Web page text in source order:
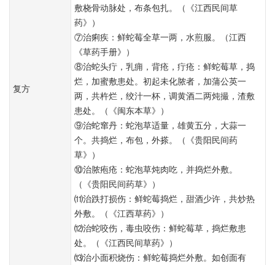
复方
敷桡骨动脉处，布条包扎。（《江西民间草
药》）
⑦治痢疾：鲜蛇莓全草一两，水煎服。（江西
《草药手册》）
⑧治蛇头疔，乳痈，背疮，疔疮：鲜蛇莓草，捣
烂，加蜜敷患处。初起未化脓者，加蒲公英一
两，共杵烂，绞汁一杯，调黄酒二两炖撮，渣敷
患处。（《闽东本草》）
⑨治蛇窜丹：蛇泡草适量，雄黄五分，大蒜一
个。共捣烂，布包，外搽。（《贵阳民间药
草》）
⑩治脓疱疮：蛇泡草炖肉吃，并捣烂外敷。
（《贵阳民间药草》）
⑾治跌打损伤：鲜蛇莓捣烂，甜酒少许，共炒热
外敷。（《江西草药》）
⑿治蛇咬伤，毒虫咬伤：鲜蛇莓草，捣烂敷患
处。（《江西民间草药》）
⒀治小面积烧伤：鲜蛇莓捣烂外敷。如创面有